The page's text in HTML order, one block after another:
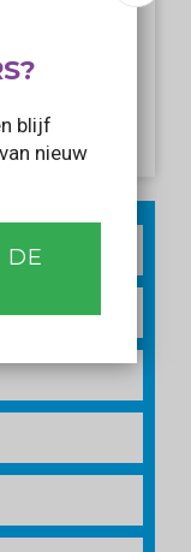
u als er
bij uw
u akkoord
blijf
nieuw
DE